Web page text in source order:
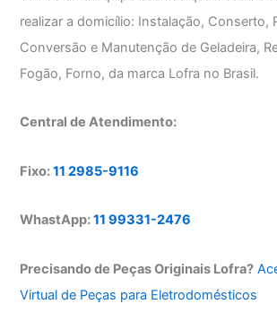
realizar a domicílio: Instalação, Conserto,
Conversão e Manutenção de Geladeira,
Fogão, Forno, da marca Lofra no Brasil.
Central de Atendimento:
Fixo:11 2985-9116
WhastApp:11 99331-2476
Precisando de Peças Originais Lofra?
Virtual de Peças para Eletrodomésticos